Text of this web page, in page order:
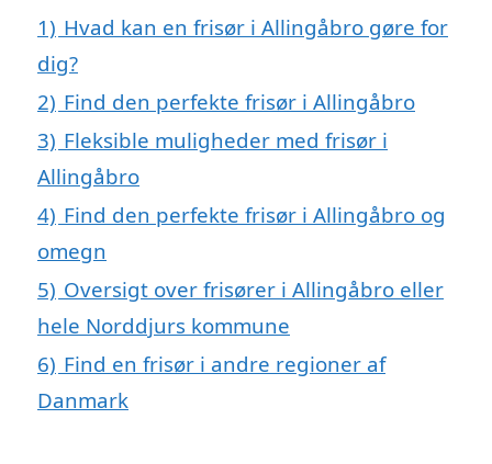
1) Hvad kan en frisør i Allingåbro gøre for
dig?
2) Find den perfekte frisør i Allingåbro
3) Fleksible muligheder med frisør i
Allingåbro
4) Find den perfekte frisør i Allingåbro og
omegn
5) Oversigt over frisører i Allingåbro eller
hele Norddjurs kommune
6) Find en frisør i andre regioner af
Danmark